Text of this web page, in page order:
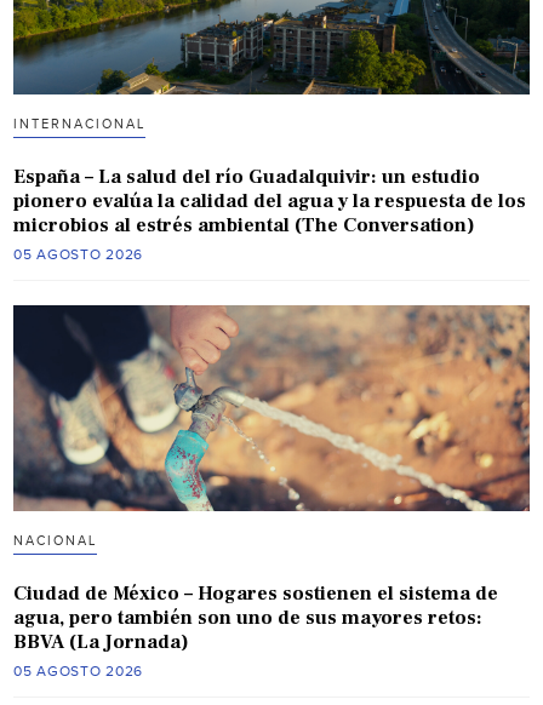
INTERNACIONAL
España – La salud del río Guadalquivir: un estudio
pionero evalúa la calidad del agua y la respuesta de los
microbios al estrés ambiental (The Conversation)
05 AGOSTO 2026
NACIONAL
Ciudad de México – Hogares sostienen el sistema de
agua, pero también son uno de sus mayores retos:
BBVA (La Jornada)
05 AGOSTO 2026